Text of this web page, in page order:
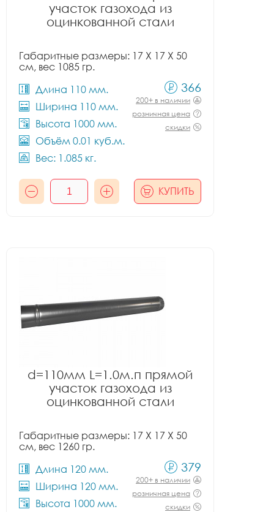
участок газохода из
оцинкованной стали
Габаритные размеры: 17 X 17 X 50
см, вес 1085 гр.
Длина 110 мм.
Ширина 110 мм.
Высота 1000 мм.
Объём 0.01 куб.м.
Вес: 1.085 кг.
366
200+ в наличии
розничная цена
скидки
КУПИТЬ
d=110мм L=1.0м.п прямой
участок газохода из
оцинкованной стали
Габаритные размеры: 17 X 17 X 50
см, вес 1260 гр.
Длина 120 мм.
Ширина 120 мм.
Высота 1000 мм.
379
200+ в наличии
розничная цена
скидки